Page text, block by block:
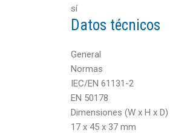
sí
Datos técnicos
General
Normas
IEC/EN 61131-2
EN 50178
Dimensiones (W x H x D)
17 x 45 x 37 mm